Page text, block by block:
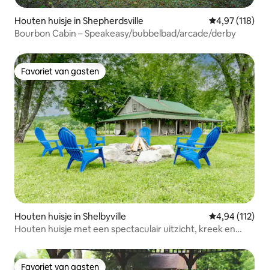
Houten huisje in Shepherdsville Gemiddelde
4,97 (118)
Bourbon Cabin – Speakeasy/bubbelbad/arcade/derby
Favoriet van gasten
Favoriet van gasten
Houten huisje in Shelbyville Gemiddelde
4,94 (112)
Houten huisje met een spectaculair uitzicht, kreek en
Favoriet van gasten